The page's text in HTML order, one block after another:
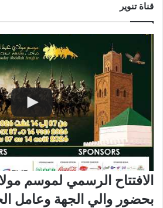
قناة تنوير
الافتتاح الرسمي لموسم
بحضور والي الجهة وعامل